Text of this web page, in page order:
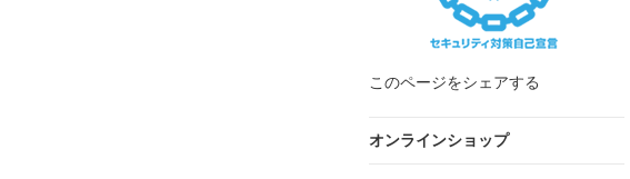
このページをシェアする
オンラインショップ